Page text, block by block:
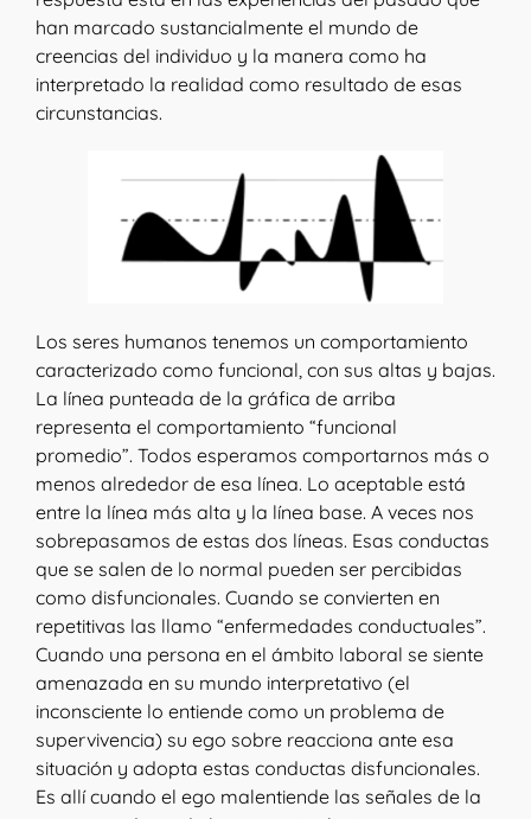
han marcado sustancialmente el mundo de
creencias del individuo y la manera como ha
interpretado la realidad como resultado de esas
circunstancias.
Los seres humanos tenemos un comportamiento
caracterizado como funcional, con sus altas y bajas.
La línea punteada de la gráfica de arriba
representa el comportamiento “funcional
promedio”. Todos esperamos comportarnos más o
menos alrededor de esa línea. Lo aceptable está
entre la línea más alta y la línea base. A veces nos
sobrepasamos de estas dos líneas. Esas conductas
que se salen de lo normal pueden ser percibidas
como disfuncionales. Cuando se convierten en
repetitivas las llamo “enfermedades conductuales”.
Cuando una persona en el ámbito laboral se siente
amenazada en su mundo interpretativo (el
inconsciente lo entiende como un problema de
supervivencia) su ego sobre reacciona ante esa
situación y adopta estas conductas disfuncionales.
Es allí cuando el ego malentiende las señales de la